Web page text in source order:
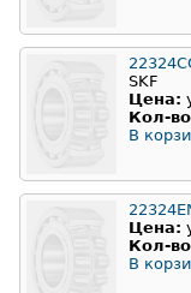
SKF
Цена:
Кол-
В
Цена:
Кол-
В